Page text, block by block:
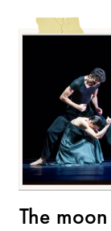
The